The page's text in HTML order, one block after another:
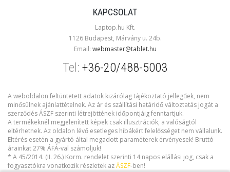
KAPCSOLAT
Laptop.hu Kft.
1126 Budapest, Márvány u. 24b.
Email: webmaster@tablet.hu
Tel: +36-20/488-5003
A weboldalon feltüntetett adatok kizárólag tájékoztató jellegűek, nem
minősülnek ajánlattételnek. Az ár és szállítási határidő változtatás jogát a
szerződés ÁSZF szerinti létrejöttének időpontjáig fenntartjuk.
A termékeknél megjelenített képek csak illusztrációk, a valóságtól
eltérhetnek. Az oldalon lévő esetleges hibákért felelősséget nem vállalunk.
Eltérés esetén a gyártó által megadott paraméterek érvényesek! Bruttó
árainkat 27% ÁFÁ-val számoljuk!
* A 45/2014. (II. 26.) Korm. rendelet szerinti 14 napos elállási jog, csak a
fogyasztókra vonatkozik részletek azÁSZF-ben!